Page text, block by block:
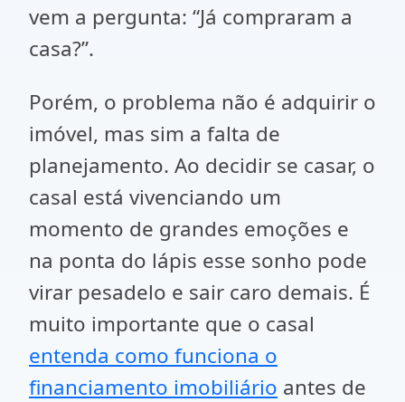
vem a pergunta: “Já compraram a
casa?”.
Porém, o problema não é adquirir o
imóvel, mas sim a falta de
planejamento. Ao decidir se casar, o
casal está vivenciando um
momento de grandes emoções e
na ponta do lápis esse sonho pode
virar pesadelo e sair caro demais. É
muito importante que o casal
entenda como funciona o
financiamento imobiliário antes de